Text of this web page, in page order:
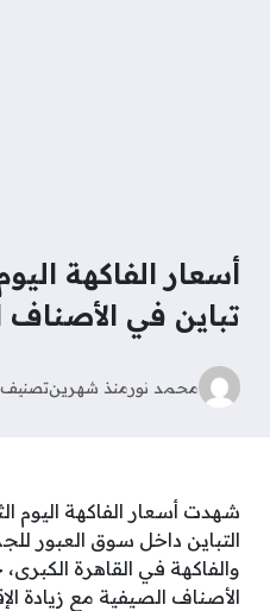
أسعار الفاكهة
تباين في الأصناف
محمد نورمنذ شهرينتصنيف
التباين داخل سوق العبور
والفاكهة في القاهرة
الأصناف الصيفية مع زيادة